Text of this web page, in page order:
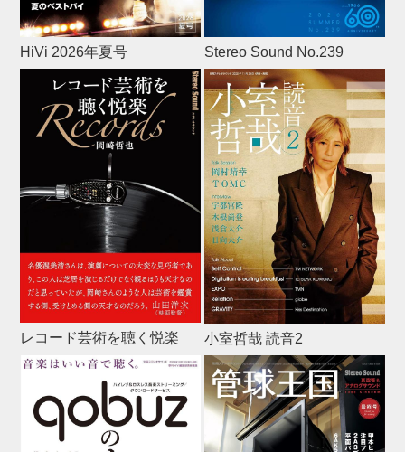
HiVi 2026年夏号 Stereo Sound No.239
レコード芸術を聴く悦楽 小室哲哉 読音2